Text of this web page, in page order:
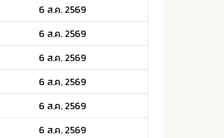
6 ส.ค. 2569
6 ส.ค. 2569
6 ส.ค. 2569
6 ส.ค. 2569
6 ส.ค. 2569
6 ส.ค. 2569